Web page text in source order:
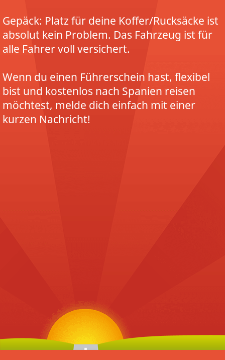
Gepäck: Platz für deine Koffer/Rucksäcke ist
absolut kein Problem. Das Fahrzeug ist für
alle Fahrer voll versichert.
Wenn du einen Führerschein hast, flexibel
bist und kostenlos nach Spanien reisen
möchtest, melde dich einfach mit einer
kurzen Nachricht!